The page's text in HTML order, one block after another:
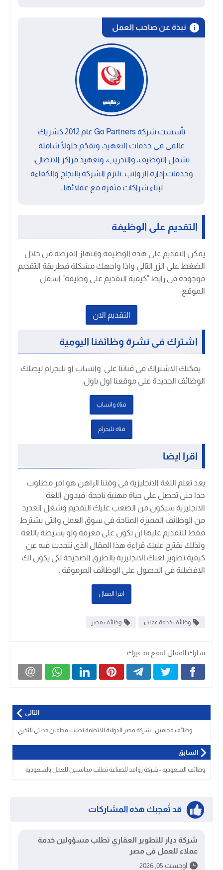
نبذة عن صاحب العمل
تأسست شركة Go Partners عام 2012 كشريك
عالمي في خدمات التعهيد، وتقدّم حلولًا شاملة
تشمل التوظيف، والتدريب، وتعهيد مراكز الاتصال،
وخدمات إدارة الرواتب. تلتزم الشركة بالنجاح والكفاءة
لبناء شراكات مثمرة مع عملائها..
التقديم على الوظيفة
يمكن التقديم على هذه الوظيفة وانتهاز الفرصة من خلال
الضغط على الزر التالي واذا واجهك مشكلة فطريقة التقديم
موجودة فى رابط "كيفية التقديم على وظيفة" اسفل
الموقع:
التقديم الان
اشترك فى نشرة وظائفنا اليومية
يمكنك الاشتراك فى قناتنا على واتساب او تليجرام ليصلك
الوظائف الجديدة على موقعنا اول باول:
قتاة واتساب
قتاة تليجرام
اقرا ايضا
يعد تعلم اللغة الانجليزية فى وقتنا الراهن هو امر مطلوب
جدا حتى تحصل على حياة مهنية ناجحة .فبدون اللغة
الانجليزية سيكون من الصعب عليك التقديم وشغل العديد
من الوظائف المميزة المتاحة فى سوق العمل والتى يشترط
فقط للتقديم عليها ان تكون على معرفة ولو بسيطة باللغة
ولذلك نقترح عليك قراءة هذا المقال الذى نتحدث فيه عن
كيفية تطوير لغتك الانجليزية بالطرق الصحيحة لكى يكون لك
الافضلية فى الحصول على الوظائف المرموقة .:
اقرا المقال
وظائف خدمة عملاء وظائف مصر
شارك المقال لتنفع به غيرك
التالى
وظائف محامين - شركة مصر الدولية للانظمة تطلب محامين حديثى التخرج
السابق
وظائف السعودية - شركة روافد للصناعة تطلب محاسبين للعمل بالسعودية
قد تُعجبك هذه المشاركات
شركة ديار للتطوير العقاري تطلب مسؤولين خدمة
عملاء للعمل فى مصر
أوجست 05, 2026